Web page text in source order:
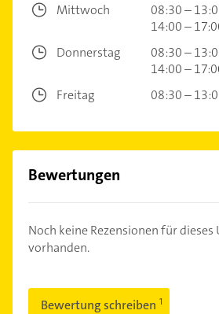
Mittwoch
08:30 –
14:00 –
Donnerstag
08:30 –
14:00 –
Freitag
08:30 –
Bewertungen
Noch keine Rezensionen für
vorhanden.
Bewertung schreiben